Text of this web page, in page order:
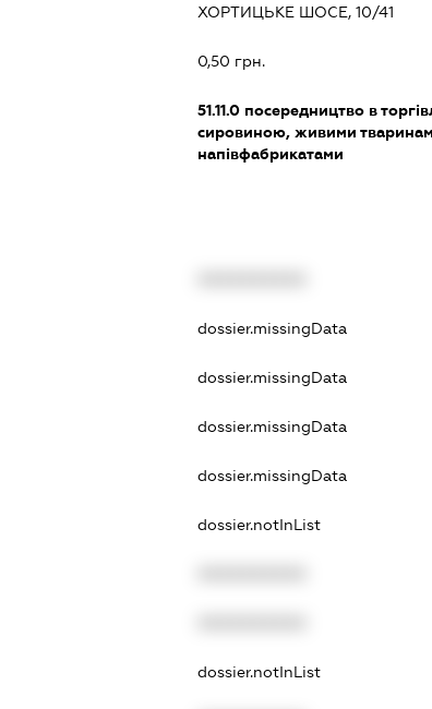
ХОРТИЦЬКЕ ШОСЕ, 10/41
0,50 грн.
51.11.0 посередництво в
сировиною, живими
напівфабрикатами
dossier.missingData
dossier.missingData
dossier.missingData
dossier.missingData
dossier.notInList
dossier.notInList